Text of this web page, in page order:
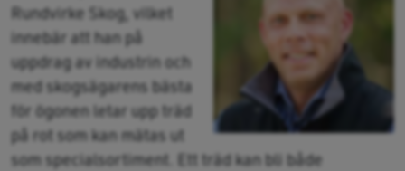
Rundvirke Skog, vilket
innebär att han på
uppdrag av industrin och
med skogsägarens bästa
för ögonen letar upp träd
på rot som kan mätas ut
som specialsortiment. Ett träd kan bli både